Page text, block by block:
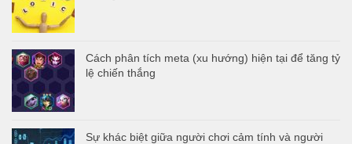
Cách phân tích meta (xu hướng) hiện tại để tăng tỷ
lệ chiến thắng
Sự khác biệt giữa người chơi cảm tính và người